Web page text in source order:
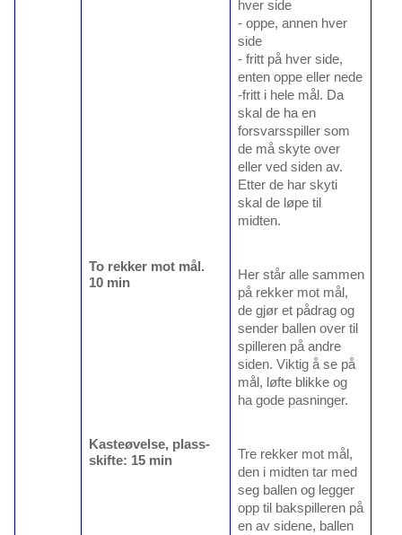
To rekker mot mål.
10 min
Kasteøvelse, plass-
skifte: 15 min
hver side
- oppe, annen hver
side
- fritt på hver side,
enten oppe eller nede
-fritt i hele mål. Da
skal de ha en
forsvarsspiller som
de må skyte over
eller ved siden av.
Etter de har skyti
skal de løpe til
midten.
Her står alle sammen
på rekker mot mål,
de gjør et pådrag og
sender ballen over til
spilleren på andre
siden. Viktig å se på
mål, løfte blikke og
ha gode pasninger.
Tre rekker mot mål,
den i midten tar med
seg ballen og legger
opp til bakspilleren på
en av sidene, ballen